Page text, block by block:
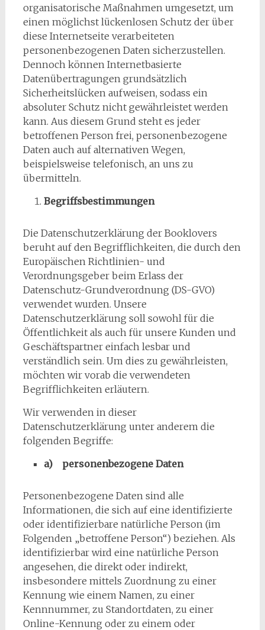
organisatorische Maßnahmen umgesetzt, um
einen möglichst lückenlosen Schutz der über
diese Internetseite verarbeiteten
personenbezogenen Daten sicherzustellen.
Dennoch können Internetbasierte
Datenübertragungen grundsätzlich
Sicherheitslücken aufweisen, sodass ein
absoluter Schutz nicht gewährleistet werden
kann. Aus diesem Grund steht es jeder
betroffenen Person frei, personenbezogene
Daten auch auf alternativen Wegen,
beispielsweise telefonisch, an uns zu
übermitteln.
Begriffsbestimmungen
Die Datenschutzerklärung der Booklovers
beruht auf den Begrifflichkeiten, die durch den
Europäischen Richtlinien- und
Verordnungsgeber beim Erlass der
Datenschutz-Grundverordnung (DS-GVO)
verwendet wurden. Unsere
Datenschutzerklärung soll sowohl für die
Öffentlichkeit als auch für unsere Kunden und
Geschäftspartner einfach lesbar und
verständlich sein. Um dies zu gewährleisten,
möchten wir vorab die verwendeten
Begrifflichkeiten erläutern.
Wir verwenden in dieser
Datenschutzerklärung unter anderem die
folgenden Begriffe:
a) personenbezogene Daten
Personenbezogene Daten sind alle
Informationen, die sich auf eine identifizierte
oder identifizierbare natürliche Person (im
Folgenden „betroffene Person“) beziehen. Als
identifizierbar wird eine natürliche Person
angesehen, die direkt oder indirekt,
insbesondere mittels Zuordnung zu einer
Kennung wie einem Namen, zu einer
Kennnummer, zu Standortdaten, zu einer
Online-Kennung oder zu einem oder